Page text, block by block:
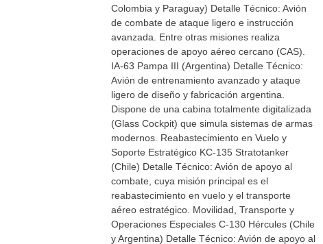
Colombia y Paraguay) Detalle Técnico: Avión
de combate de ataque ligero e instrucción
avanzada. Entre otras misiones realiza
operaciones de apoyo aéreo cercano (CAS).
IA-63 Pampa III (Argentina) Detalle Técnico:
Avión de entrenamiento avanzado y ataque
ligero de diseño y fabricación argentina.
Dispone de una cabina totalmente digitalizada
(Glass Cockpit) que simula sistemas de armas
modernos. Reabastecimiento en Vuelo y
Soporte Estratégico KC-135 Stratotanker
(Chile) Detalle Técnico: Avión de apoyo al
combate, cuya misión principal es el
reabastecimiento en vuelo y el transporte
aéreo estratégico. Movilidad, Transporte y
Operaciones Especiales C-130 Hércules (Chile
y Argentina) Detalle Técnico: Avión de apoyo al